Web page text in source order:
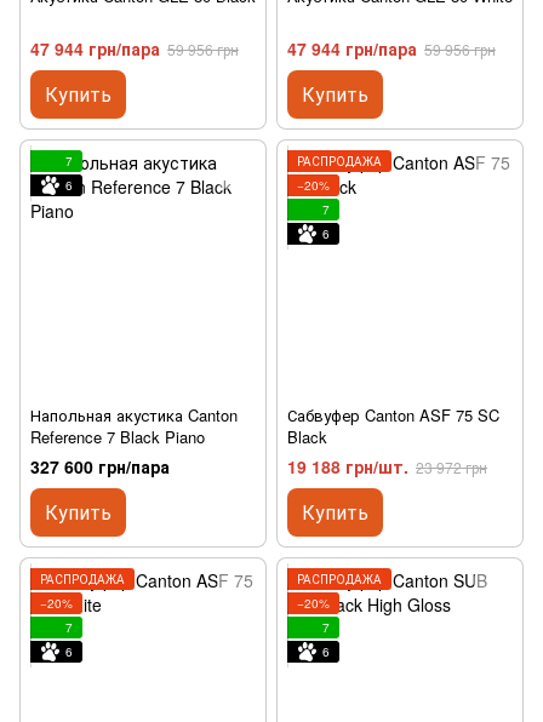
47 944 грн/пара 59 956 грн
Купить
47 944 грн/пара 59 956 грн
Купить
7
6
Напольная акустика Canton
Reference 7 Black Piano
327 600 грн/пара
Купить
РАСПРОДАЖА
−20%
7
6
Сабвуфер Canton ASF 75 SC
Black
19 188 грн/шт. 23 972 грн
Купить
РАСПРОДАЖА
−20%
7
6
РАСПРОДАЖА
−20%
7
6